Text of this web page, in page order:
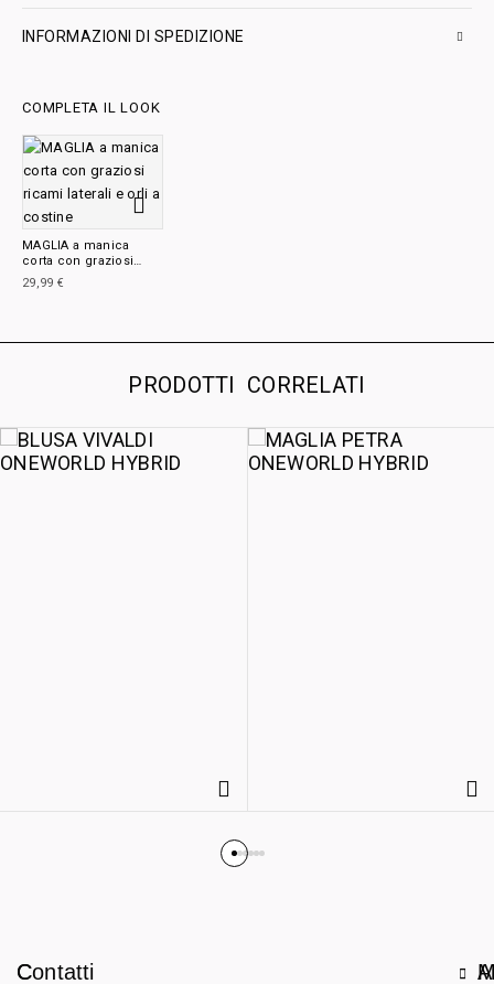
INFORMAZIONI DI SPEDIZIONE
COMPLETA IL LOOK
MAGLIA a manica
corta con graziosi
ricami laterali e orli a
costine
29,99 €
PRODOTTI CORRELATI
C
Contatti
A